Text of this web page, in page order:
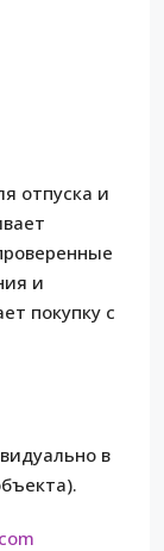
отпуска и
и
покупку с
в